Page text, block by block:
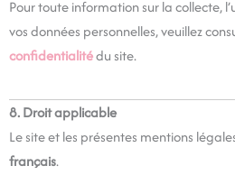
Pour toute information sur la collecte,
vos données personnelles, veuillez
confidentialitédu site.
8. Droit applicable
Le site et les présentes mentions
français.